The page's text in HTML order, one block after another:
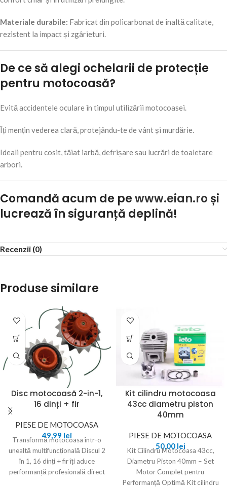
Materiale durabile: Fabricat din policarbonat de înaltă calitate,
rezistent la impact și zgârieturi.
De ce să alegi ochelarii de protecție
pentru motocoasă?
Evită accidentele oculare în timpul utilizării motocoasei.
Îți mențin vederea clară, protejându-te de vânt și murdărie.
Ideali pentru cosit, tăiat iarbă, defrișare sau lucrări de toaletare
arbori.
Comandă acum de pewww.eian.ro și
lucrează în siguranță deplină!
Recenzii (0)
Produse similare
Disc motocoasă 2-in-1,
16 dinți + fir
PIESE DE MOTOCOASA
49,99 lei
Transformă motocoasa într-o
unealtă multifuncțională Discul 2
în 1, 16 dinți + fir îți aduce
performanță profesională direct
Kit cilindru motocoasa
43cc diametru piston
40mm
PIESE DE MOTOCOASA
50,00 lei
Kit Cilindru Motocoasa 43cc,
Diametru Piston 40mm – Set
Motor Complet pentru
Performanță Optimă Kit cilindru